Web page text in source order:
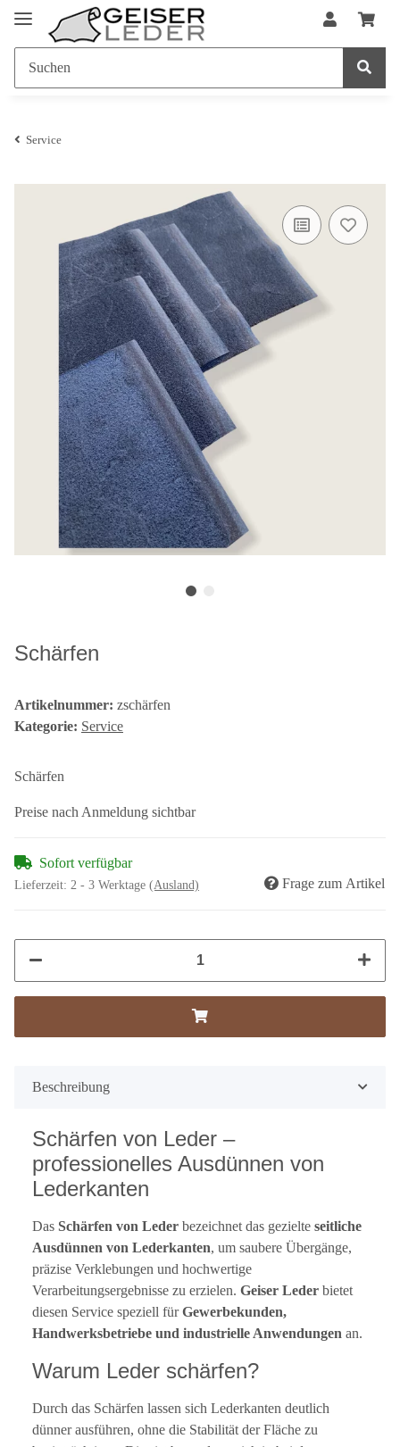
Service
Schärfen
Artikelnummer: zschärfen
Kategorie: Service
Schärfen
Preise nach Anmeldung sichtbar
Sofort verfügbar
Lieferzeit: 2 - 3 Werktage (Ausland) Frage zum Artikel
Beschreibung
Schärfen von Leder –
professionelles Ausdünnen von
Lederkanten
Das Schärfen von Leder bezeichnet das gezielte seitliche
Ausdünnen von Lederkanten, um saubere Übergänge,
präzise Verklebungen und hochwertige
Verarbeitungsergebnisse zu erzielen. Geiser Leder bietet
diesen Service speziell fürGewerbekunden,
Handwerksbetriebe und industrielle Anwendungen an.
Warum Leder schärfen?
Durch das Schärfen lassen sich Lederkanten deutlich
dünner ausführen, ohne die Stabilität der Fläche zu